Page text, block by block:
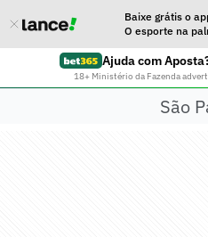
Baixe grátis o
O esporte na
Ajuda com
18+ Ministério da Fazenda
São